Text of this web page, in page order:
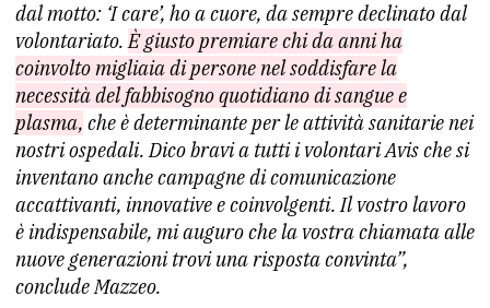
dal motto: ‘I care’, ho a cuore, da sempre declinato dal
volontariato.È giusto premiare chi da anni ha
coinvolto migliaia di persone nel soddisfare la
necessità del fabbisogno quotidiano di sangue e
plasma, che è determinante per le attività sanitarie nei
nostri ospedali. Dico bravi a tutti i volontari Avis che si
inventano anche campagne di comunicazione
accattivanti, innovative e coinvolgenti. Il vostro lavoro
è indispensabile, mi auguro che la vostra chiamata alle
nuove generazioni trovi una risposta convinta”,
conclude Mazzeo.